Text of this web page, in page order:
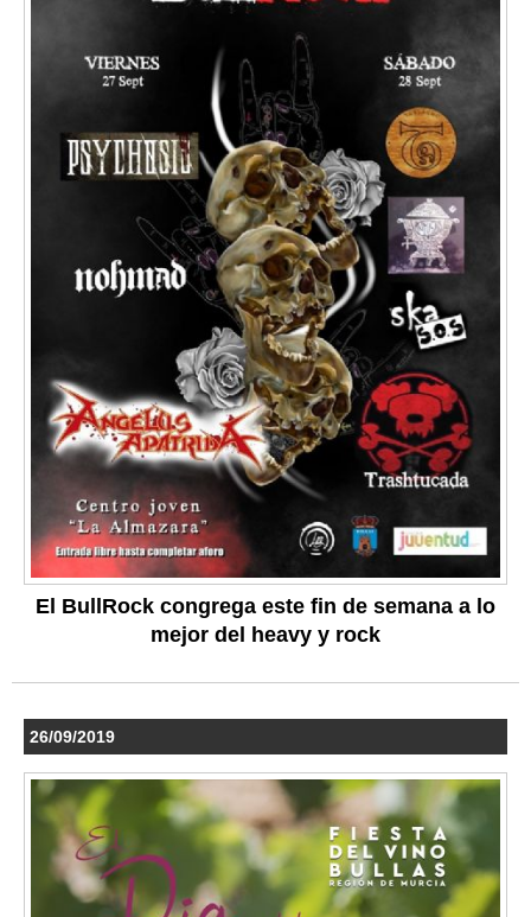
El BullRock congrega este fin de semana a lo
mejor del heavy y rock
26/09/2019